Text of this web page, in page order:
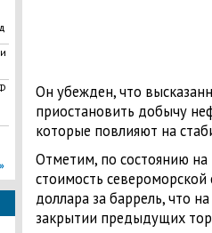
Он убежден, что
приостановить добычу
которые повлияют на
Отметим, по состоянию на
стоимость
доллара за баррель, что
закрытии предыдущих